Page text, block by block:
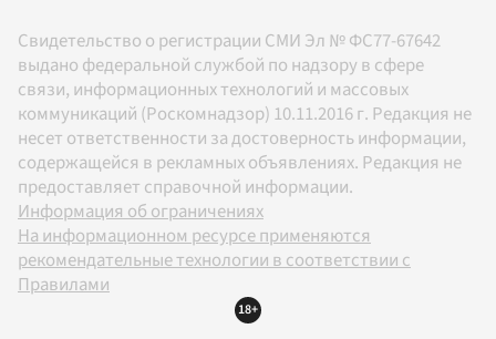
Свидетельство о регистрации СМИ Эл № ФС77-67642
выдано федеральной службой по надзору в сфере
связи, информационных технологий и массовых
коммуникаций (Роскомнадзор) 10.11.2016 г. Редакция не
несет ответственности за достоверность информации,
содержащейся в рекламных объявлениях. Редакция не
предоставляет справочной информации.
Информация об ограничениях
На информационном ресурсе применяются
рекомендательные технологии в соответствии с
Правилами
18+